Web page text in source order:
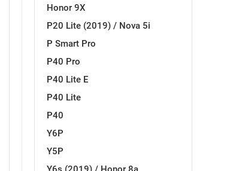
Honor 9X
P20 Lite (2019) / Nova 5i
P Smart Pro
P40 Pro
P40 Lite E
P40 Lite
P40
Y6P
Y5P
Svijet životinja